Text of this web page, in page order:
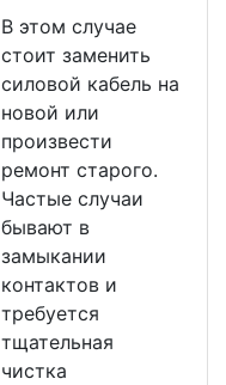
В этом случае
стоит заменить
силовой кабель на
новой или
произвести
ремонт старого.
Частые случаи
бывают в
замыкании
контактов и
требуется
тщательная
чистка